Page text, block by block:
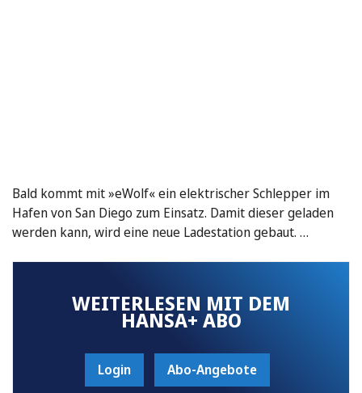
Bald kommt mit »eWolf« ein elektrischer Schlepper im
Hafen von San Diego zum Einsatz. Damit dieser geladen
werden kann, wird eine neue Ladestation gebaut. …
WEITERLESEN MIT DEM
HANSA+ ABO
Login Abo-Angebote